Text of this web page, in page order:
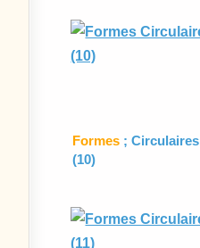
Formes ; Circulaires
(10)